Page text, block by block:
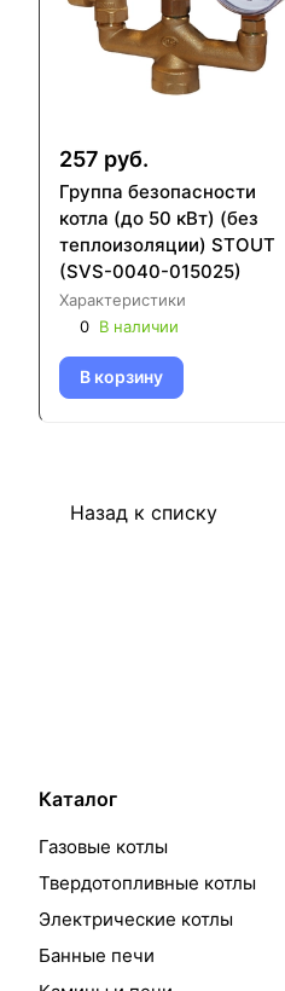
257 руб.
Группа безопасности
котла (до 50 кВт) (без
теплоизоляции) STOUT
(SVS-0040-015025)
Характеристики
0 В наличии
В корзину
Назад к списку
Каталог
Газовые котлы
Твердотопливные котлы
Электрические котлы
Банные печи